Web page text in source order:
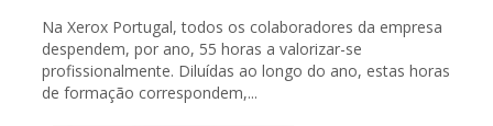
Na Xerox Portugal, todos os colaboradores da empresa
despendem, por ano, 55 horas a valorizar-se
profissionalmente. Diluídas ao longo do ano, estas horas
de formação correspondem,...